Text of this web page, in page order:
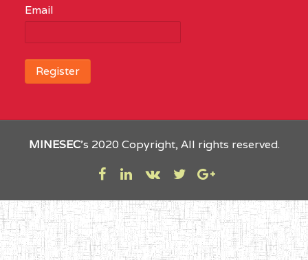
Email
MINESEC’s 2020 Copyright, All rights reserved.